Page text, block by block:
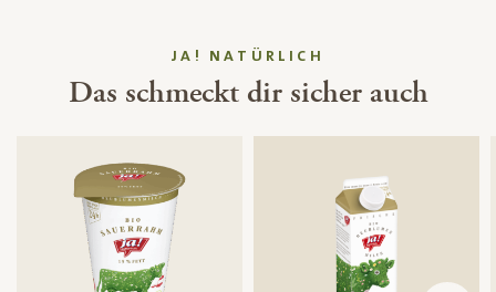
JA! NATÜRLICH
Das schmeckt dir sicher auch